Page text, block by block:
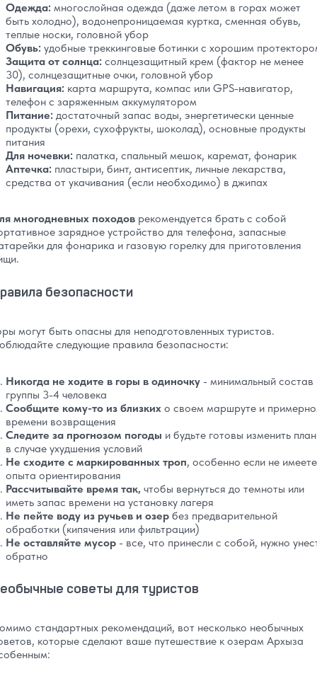
Одежда: многослойная одежда (даже летом в горах может
быть холодно), водонепроницаемая куртка, сменная обувь,
теплые носки, головной убор
Обувь: удобные треккинговые ботинки с хорошим
Защита от солнца: солнцезащитный крем (фактор не менее
30), солнцезащитные очки, головной убор
Навигация: карта маршрута, компас или GPS-навигатор,
телефон с заряженным аккумулятором
Питание: достаточный запас воды, энергетически ценные
продукты (орехи, сухофрукты, шоколад), основные продукты
питания
Для ночевки: палатка, спальный мешок, каремат, фонарик
Аптечка: пластыри, бинт, антисептик, личные лекарства,
средства от укачивания (если необходимо) в джипах
многодневных походов рекомендуется брать с собой
зарядное устройство для телефона, запасные
для фонарика и газовую горелку для приготовления
безопасности
могут быть опасны для неподготовленных туристов.
следующие правила безопасности:
Никогда не ходите в горы в одиночку - минимальный состав
группы 3-4 человека
Сообщите кому-то из близких о своем маршруте и
времени возвращения
Следите за прогнозом погоды и будьте готовы изменить
в случае ухудшения условий
Не сходите с маркированных троп, особенно если не имеете
опыта ориентирования
Рассчитывайте время так, чтобы вернуться до темноты или
иметь запас времени на установку лагеря
Не пейте воду из ручьев и озер без предварительной
обработки (кипячения или фильтрации)
Не оставляйте мусор - все, что принесли с собой, нужно
обратно
советы для туристов
стандартных рекомендаций, вот несколько необычных
которые сделают ваше путешествие к озерам Архыза